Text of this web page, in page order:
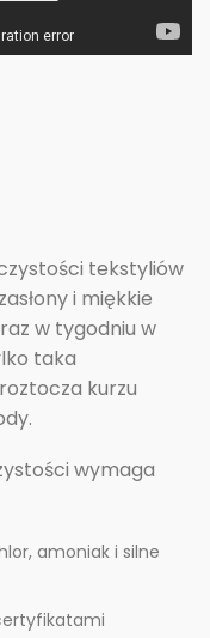
tekstyliów
i miękkie
w tygodniu w
taka
kurzu
wymaga
amoniak i silne